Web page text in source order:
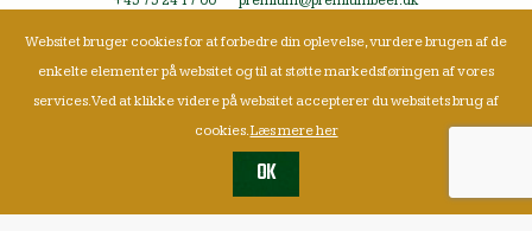
Websitet bruger cookies for at forbedre din oplevelse, vurdere brugen af de
enkelte elementer på websitet og til at støtte markedsføringen af vores
services. Ved at klikke videre på websitet accepterer du websitets brug af
cookies.Læs mere her
OK